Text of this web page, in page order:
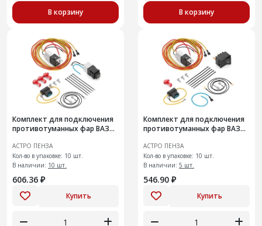
В корзину В корзину
Комплект для подключения
противотуманных фар ВАЗ
АСТРО ПЕНЗА
Кол-во в упаковке: 10 шт.
В наличии: 10 шт.
606.36 ₽
Купить
Комплект для подключения
противотуманных фар ВАЗ
АСТРО ПЕНЗА
Кол-во в упаковке: 10 шт.
В наличии: 5 шт.
546.90 ₽
Купить